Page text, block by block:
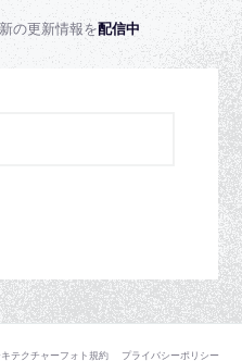
の更新情報を配信中
テクチャーフォト規約 プライバシーポリシー